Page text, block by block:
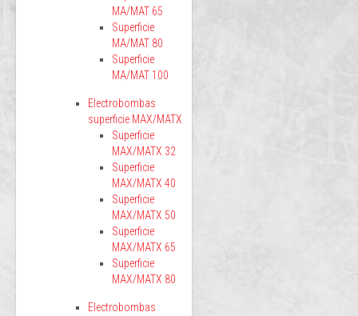
MA/MAT 65
Superficie
MA/MAT 80
Superficie
MA/MAT 100
Electrobombas
superficie MAX/MATX
Superficie
MAX/MATX 32
Superficie
MAX/MATX 40
Superficie
MAX/MATX 50
Superficie
MAX/MATX 65
Superficie
MAX/MATX 80
Electrobombas